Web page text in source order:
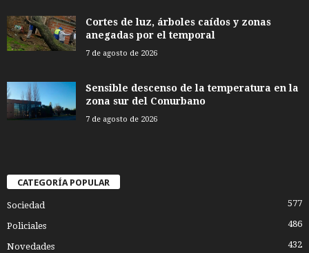
Cortes de luz, árboles caídos y zonas
anegadas por el temporal
7 de agosto de 2026
Sensible descenso de la temperatura en la
zona sur del Conurbano
7 de agosto de 2026
CATEGORÍA POPULAR
Sociedad 577
Policiales 486
Novedades 432